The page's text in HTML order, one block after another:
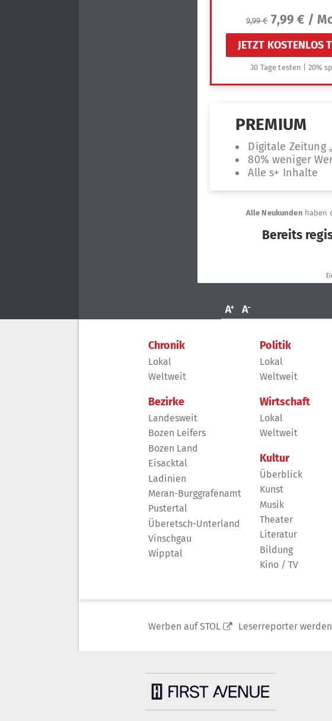
Chronik
Lokal
Weltweit
Bezirke
Landesweit
Bozen Leifers
Bozen Land
Eisacktal
Ladinien
Meran-Burggrafenamt
Pustertal
Überetsch-Unterland
Vinschgau
Wipptal
Politik
Lokal
Weltweit
Wirtschaft
Lokal
Weltweit
Kultur
Überblick
Kunst
Musik
Theater
Literatur
Bildung
Kino / TV
Werben auf STOL Leserreporter werden